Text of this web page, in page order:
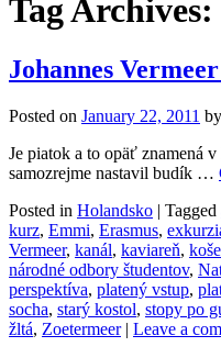
Tag Archives:
Johannes
Posted on January 22, 2011 by
Je piatok a to opäť znamená
samozrejme nastavil budík …
Posted in Holandsko | Tagged
kurz, Emmi, Erasmus,
Vermeer, kanál, kaviareň,
národné odbory študentov,
perspektíva, platený vstup,
socha, starý kostol, stopy po
žltá, Zoetermeer | Leave a